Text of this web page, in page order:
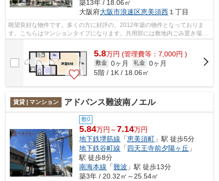
築13年 / 18.06㎡
大阪府大阪市浪速区恵美須西１丁目
眺望良好な物件です。多くの方に好評の、2012年築の物件となっておりま
す。こちらはマンションタイプになります。共用部には敷地内ごみ置き場・
5.8万円 (管理費等：7,000円 )
敷金 0ヶ月 礼金 0ヶ月
5階 / 1K / 18.06㎡
賃貸 | マンション アドバンス難波南ノエル
敷0
5.84万円～7.14万円
地下鉄堺筋線 「恵美須町 」駅 徒歩5分
地下鉄谷町線 「四天王寺前夕陽ヶ丘 」
駅 徒歩8分
南海本線 「難波 」駅 徒歩13分
築3年 / 20.32㎡～25.54㎡